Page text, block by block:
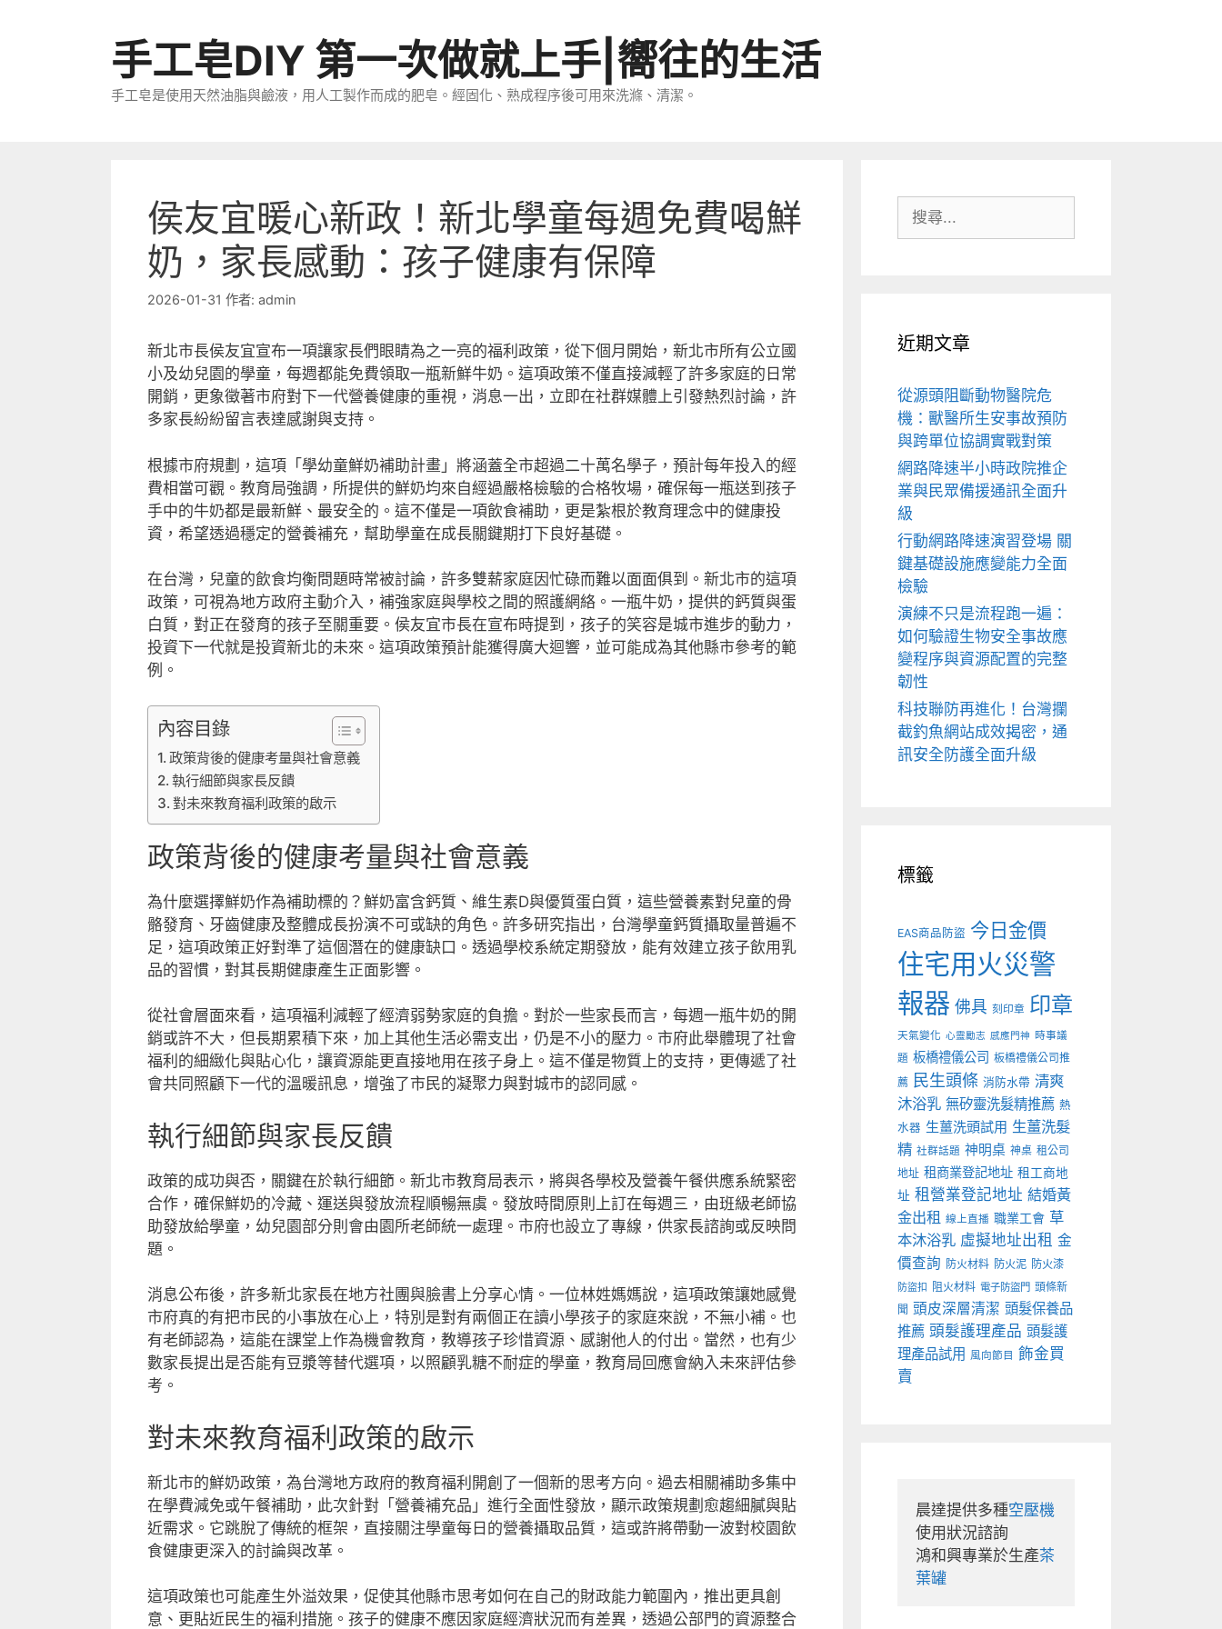
手工皂DIY 第一次做就上手|嚮往的生活
手工皂是使用天然油脂與鹼液，用人工製作而成的肥皂。經固化、熟成程序後可用來洗滌、清潔。
侯友宜暖心新政！新北學童每週免費喝鮮
奶，家長感動：孩子健康有保障
2026-01-31 作者: admin
新北市長侯友宜宣布一項讓家長們眼睛為之一亮的福利政策，從下個月開始，新北市所有公立國
小及幼兒園的學童，每週都能免費領取一瓶新鮮牛奶。這項政策不僅直接減輕了許多家庭的日常
開銷，更象徵著市府對下一代營養健康的重視，消息一出，立即在社群媒體上引發熱烈討論，許
多家長紛紛留言表達感謝與支持。
根據市府規劃，這項「學幼童鮮奶補助計畫」將涵蓋全市超過二十萬名學子，預計每年投入的經
費相當可觀。教育局強調，所提供的鮮奶均來自經過嚴格檢驗的合格牧場，確保每一瓶送到孩子
手中的牛奶都是最新鮮、最安全的。這不僅是一項飲食補助，更是紮根於教育理念中的健康投
資，希望透過穩定的營養補充，幫助學童在成長關鍵期打下良好基礎。
在台灣，兒童的飲食均衡問題時常被討論，許多雙薪家庭因忙碌而難以面面俱到。新北市的這項
政策，可視為地方政府主動介入，補強家庭與學校之間的照護網絡。一瓶牛奶，提供的鈣質與蛋
白質，對正在發育的孩子至關重要。侯友宜市長在宣布時提到，孩子的笑容是城市進步的動力，
投資下一代就是投資新北的未來。這項政策預計能獲得廣大迴響，並可能成為其他縣市參考的範
例。
內容目錄
政策背後的健康考量與社會意義
執行細節與家長反饋
對未來教育福利政策的啟示
政策背後的健康考量與社會意義
為什麼選擇鮮奶作為補助標的？鮮奶富含鈣質、維生素D與優質蛋白質，這些營養素對兒童的骨
骼發育、牙齒健康及整體成長扮演不可或缺的角色。許多研究指出，台灣學童鈣質攝取量普遍不
足，這項政策正好對準了這個潛在的健康缺口。透過學校系統定期發放，能有效建立孩子飲用乳
品的習慣，對其長期健康產生正面影響。
從社會層面來看，這項福利減輕了經濟弱勢家庭的負擔。對於一些家長而言，每週一瓶牛奶的開
銷或許不大，但長期累積下來，加上其他生活必需支出，仍是不小的壓力。市府此舉體現了社會
福利的細緻化與貼心化，讓資源能更直接地用在孩子身上。這不僅是物質上的支持，更傳遞了社
會共同照顧下一代的溫暖訊息，增強了市民的凝聚力與對城市的認同感。
執行細節與家長反饋
政策的成功與否，關鍵在於執行細節。新北市教育局表示，將與各學校及營養午餐供應系統緊密
合作，確保鮮奶的冷藏、運送與發放流程順暢無虞。發放時間原則上訂在每週三，由班級老師協
助發放給學童，幼兒園部分則會由園所老師統一處理。市府也設立了專線，供家長諮詢或反映問
題。
消息公布後，許多新北家長在地方社團與臉書上分享心情。一位林姓媽媽說，這項政策讓她感覺
市府真的有把市民的小事放在心上，特別是對有兩個正在讀小學孩子的家庭來說，不無小補。也
有老師認為，這能在課堂上作為機會教育，教導孩子珍惜資源、感謝他人的付出。當然，也有少
數家長提出是否能有豆漿等替代選項，以照顧乳糖不耐症的學童，教育局回應會納入未來評估參
考。
對未來教育福利政策的啟示
新北市的鮮奶政策，為台灣地方政府的教育福利開創了一個新的思考方向。過去相關補助多集中
在學費減免或午餐補助，此次針對「營養補充品」進行全面性發放，顯示政策規劃愈趨細膩與貼
近需求。它跳脫了傳統的框架，直接關注學童每日的營養攝取品質，這或許將帶動一波對校園飲
食健康更深入的討論與改革。
這項政策也可能產生外溢效果，促使其他縣市思考如何在自己的財政能力範圍內，推出更具創
意、更貼近民生的福利措施。孩子的健康不應因家庭經濟狀況而有差異，透過公部門的資源整合
尋:
近期文章
從源頭阻斷動物醫院危
機：獸醫所生安事故預防
與跨單位協調實戰對策
網路降速半小時政院推企
業與民眾備援通訊全面升
級
行動網路降速演習登場 關
鍵基礎設施應變能力全面
檢驗
演練不只是流程跑一遍：
如何驗證生物安全事故應
變程序與資源配置的完整
韌性
科技聯防再進化！台灣攔
截釣魚網站成效揭密，通
訊安全防護全面升級
標籤
EAS商品防盜 今日金價
住宅用火災警
報器 佛具 刻印章 印章
天氣變化 心靈勵志 感應門神 時事議
題 板橋禮儀公司 板橋禮儀公司推
薦 民生頭條 消防水帶 清爽
沐浴乳 無矽靈洗髮精推薦 熱
水器 生薑洗頭試用 生薑洗髮
精 社群話題 神明桌 神桌 租公司
地址 租商業登記地址 租工商地
址 租營業登記地址 結婚黃
金出租 線上直播 職業工會 草
本沐浴乳 虛擬地址出租 金
價查詢 防火材料 防火泥 防火漆
防盜扣 阻火材料 電子防盜門 頭條新
聞 頭皮深層清潔 頭髮保養品
推薦 頭髮護理產品 頭髮護
理產品試用 風向節目 飾金買
賣
晨達提供多種空壓機
使用狀況諮詢
鴻和興專業於生產茶
葉罐